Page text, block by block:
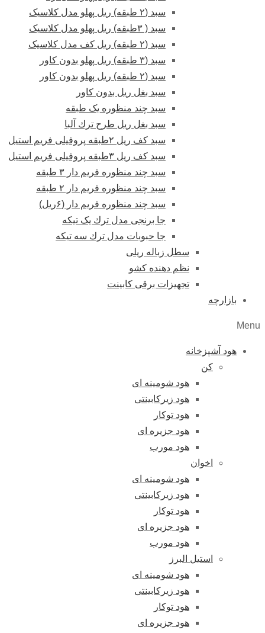
سبد (۲ طبقه) ریل پهلو مدل کلاسیک
سبد ( ۳طبقه) ریل پهلو مدل کلاسیک
سبد (۲ طبقه) ریل کف مدل کلاسیک
سبد (۳ طبقه) ریل پهلو بدون کاور
سبد (۲ طبقه) ریل پهلو بدون کاور
سبد بغل ریل بدون کاور
سبد چند منظوره یک طبقه
سبد بغل ریل طرح ترك آلبا
سبد کف ریل ۲طبقه پروفیلی فریم استیل
سبد کف ریل ۳طبقه پروفیلی فریم استیل
سبد چند منظوره فریم دار ۳ طبقه
سبد چند منظوره فریم دار ۲ طبقه
سبد چند منظوره فریم دار (۶ریل)
جا برنجی مدل ترك یک تیکه
جا حبوبات مدل ترك سه تیکه
سطل زباله ریلی
نظم دهنده کشو
تجهیزات برقی کابینت
بازارچه
Menu
هود آشپزخانه
کن
هود شومینه ای
هود زیرکابینتی
هود توکار
هود جزیره ای
هود مورب
اخوان
هود شومینه ای
هود زیرکابینتی
هود توکار
هود جزیره ای
هود مورب
استیل البرز
هود شومینه ای
هود زیرکابینتی
هود توکار
هود جزیره ای